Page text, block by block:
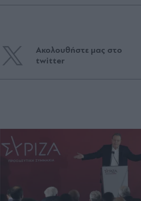
Ακολουθήστε μας στο
twitter